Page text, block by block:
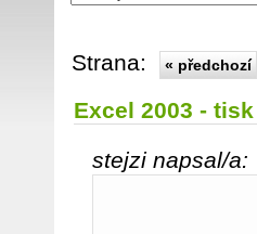
Strana: « předchozí
Excel 2003 - tisk
stejzi napsal/a: